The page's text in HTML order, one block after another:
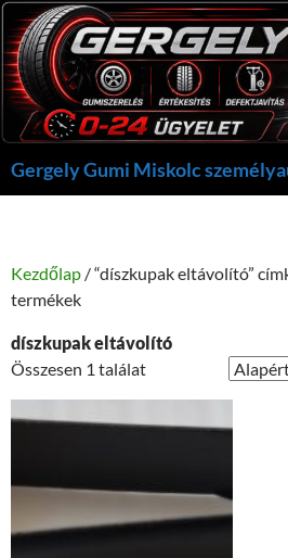
Kilépés
a
tartalomba
Kezdőlap / “díszkupak eltávolító”
termékek
díszkupak eltávolító
Összesen 1 találat